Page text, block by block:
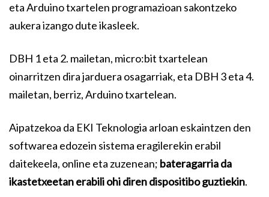
eta Arduino txartelen programazioan sakontzeko
aukera izango dute ikasleek.
DBH 1 eta 2. mailetan, micro:bit txartelean
oinarritzen dira jarduera osagarriak, eta DBH 3 eta 4.
mailetan, berriz, Arduino txartelean.
Aipatzekoa da EKI Teknologia arloan eskaintzen den
softwarea edozein sistema eragilerekin erabil
daitekeela, online eta zuzenean; bateragarria da
ikastetxeetan erabili ohi diren dispositibo guztiekin.